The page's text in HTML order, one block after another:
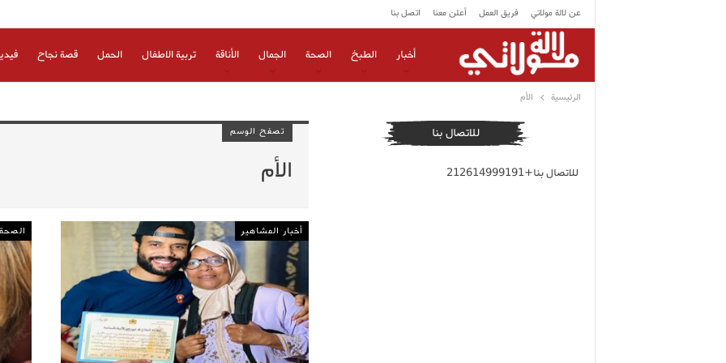
عن لالة مولاتي فريق العمل أعلن معنا اتصل بنا
أخبار الطبخ الصحة الجمال الأناقة تربية الاطفال الحمل قصة نجاح
الرئيسية الأم
تصفح الوسم
الأم
أخبار المشاهير الصحة
للاتصال بنا
للاتصال بنا+212614999191